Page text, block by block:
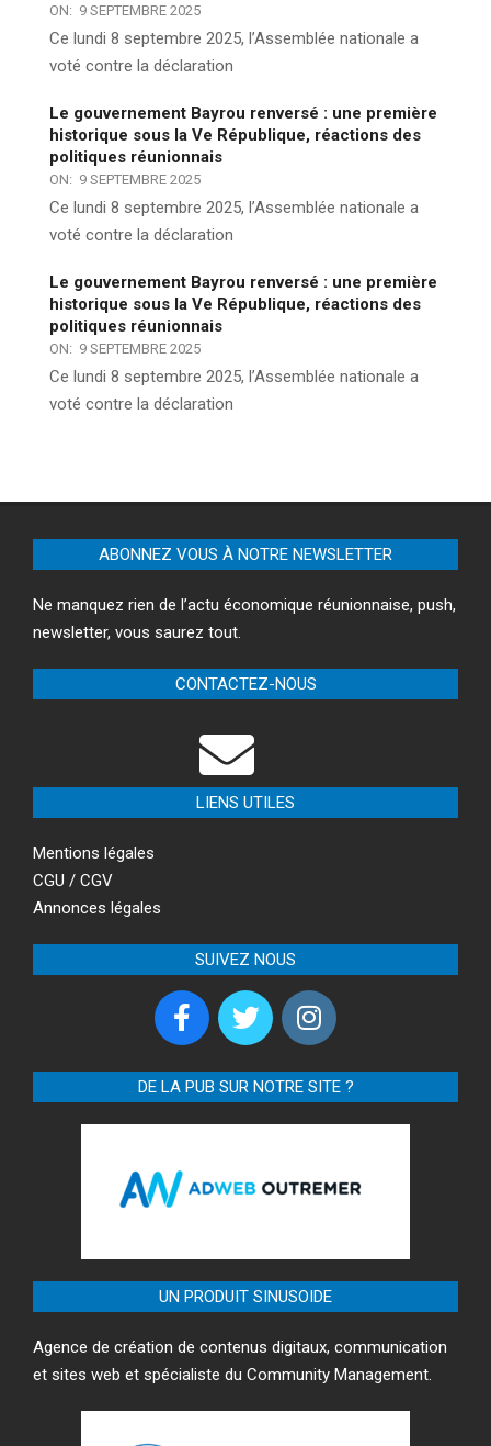
ON: 9 SEPTEMBRE 2025
Ce lundi 8 septembre 2025, l’Assemblée nationale a
voté contre la déclaration
Le gouvernement Bayrou renversé : une première
historique sous la Ve République, réactions des
politiques réunionnais
ON: 9 SEPTEMBRE 2025
Ce lundi 8 septembre 2025, l’Assemblée nationale a
voté contre la déclaration
Le gouvernement Bayrou renversé : une première
historique sous la Ve République, réactions des
politiques réunionnais
ON: 9 SEPTEMBRE 2025
Ce lundi 8 septembre 2025, l’Assemblée nationale a
voté contre la déclaration
ABONNEZ VOUS À NOTRE NEWSLETTER
Ne manquez rien de l’actu économique réunionnaise, push,
newsletter, vous saurez tout.
CONTACTEZ-NOUS
LIENS UTILES
Mentions légales
CGU / CGV
Annonces légales
SUIVEZ NOUS
DE LA PUB SUR NOTRE SITE ?
UN PRODUIT SINUSOIDE
Agence de création de contenus digitaux, communication
et sites web et spécialiste du Community Management.